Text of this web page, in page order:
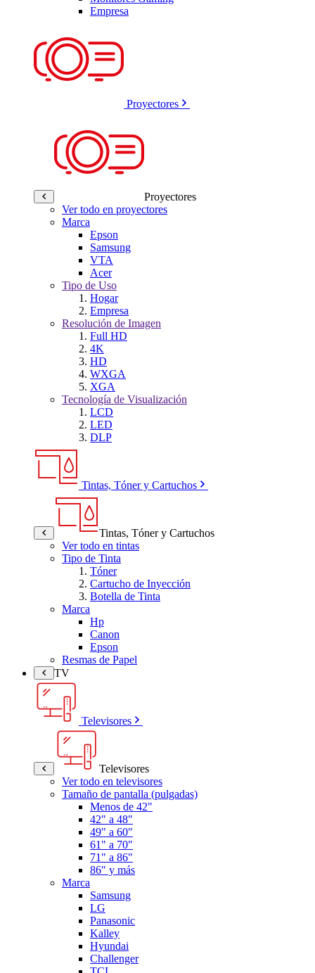
Empresa
Proyectores
Proyectores
Ver todo en proyectores
Marca
Epson
Samsung
VTA
Acer
Tipo de Uso
Hogar
Empresa
Resolución de Imagen
Full HD
4K
HD
WXGA
XGA
Tecnología de Visualización
LCD
LED
DLP
Tintas, Tóner y Cartuchos
Tintas, Tóner y Cartuchos
Ver todo en tintas
Tipo de Tinta
Tóner
Cartucho de Inyección
Botella de Tinta
Marca
Hp
Canon
Epson
Resmas de Papel
TV
Televisores
Televisores
Ver todo en televisores
Tamaño de pantalla (pulgadas)
Menos de 42"
42" a 48"
49" a 60"
61" a 70"
71" a 86"
86" y más
Marca
Samsung
LG
Panasonic
Kalley
Hyundai
Challenger